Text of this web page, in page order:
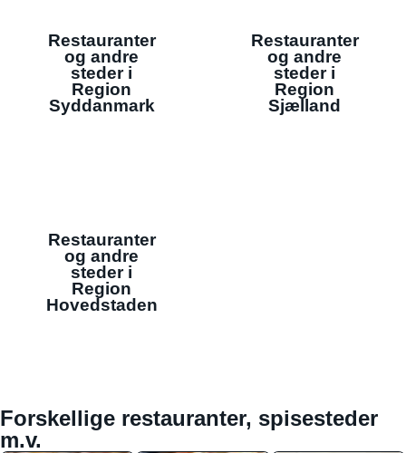
Restauranter
og andre
steder i
Region
Syddanmark
Restauranter
og andre
steder i
Region
Sjælland
Restauranter
og andre
steder i
Region
Hovedstaden
Forskellige restauranter, spisesteder
m.v.